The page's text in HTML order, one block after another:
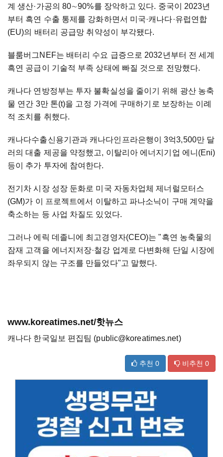
계 생산·가공의 80∼90%를 장악하고 있다. 중국이 2023년
부터 흑연 수출 통제를 강화하면서 미국·캐나다·유럽연합
(EU)의 배터리 공급망 취약성이 부각됐다.
블룸버그NEF는 배터리 수요 급증으로 2032년부터 전 세계
흑연 공급이 기술적 부족 상태에 빠질 것으로 전망했다.
캐나다 연방정부는 투자 불확실성을 줄이기 위해 광산 농축
물 연간 3만 톤(t)을 고정 가격에 구매하기로 보장하는 이례
적 조치를 취했다.
캐나다수출신용기관과 캐나다인프라은행이 3억3,500만 달
러의 대출 제공을 약정했고, 이탈리아 에너지기업 에니(Eni)
등이 추가 투자에 참여한다.
전기차 시장 성장 둔화로 미국 자동차업체 제너럴모터스
(GM)가 이 프로젝트에서 이탈하고 파나소닉이 구매 계약을
축소하는 등 사업 차질도 있었다.
그러나 에릭 데졸니에 최고경영자(CEO)는 "흑연 농축물의
잠재 고객을 에너지저장·철강 업계로 다변화해 단일 시장에
좌우되지 않는 구조를 만들었다"고 말했다.
www.koreatimes.net/핫뉴스
캐나다 한국일보 편집팀 (public@koreatimes.net)
추천 0 비추천 0